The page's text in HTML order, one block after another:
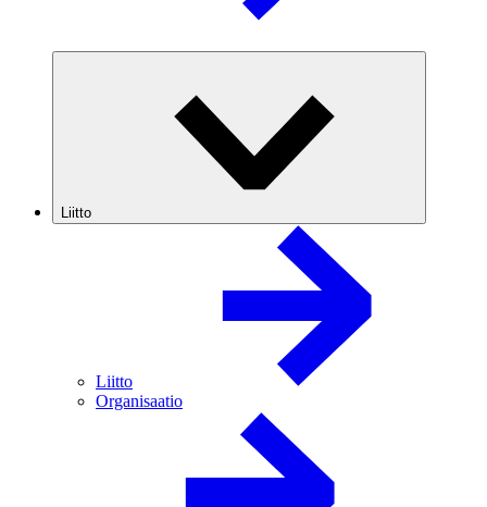
Liitto
Liitto
Organisaatio